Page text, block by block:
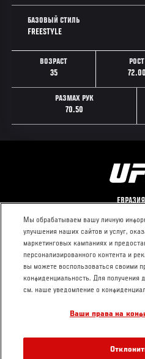
БАЗОВЫЙ СТИЛЬ
FREESTYLE
ВОЗРАСТ
35
РОСТ
72.00
РАЗМАХ РУК
70.50
ЕВРАЗИЯ
Footer
О UFC
Про ММА
Социальная
ответственность
КОНТАКТЫ
Пресс-
Мы обрабатываем вашу личную
улучшения наших сайтов и услуг,
маркетинговых кампаниях и
персонализированного контента и
вы можете воспользоваться своими
конфиденциальность. Для получения
см. наше уведомление о
Ваши права на